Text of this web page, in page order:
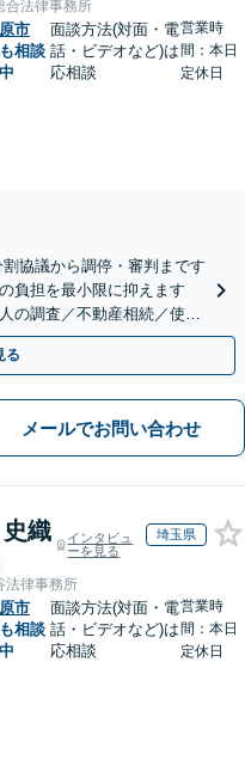
合法律事務所
市
相談
面談方法(対面・電
話・ビデオなど)は
応相談
営業時
間：本日
定休日
協議から調停・審判まです
負担を最小限に抑えます
の調査／不動産相続／使い
る
メールでお問い合わせ
織
インタビュ
ーを見る
埼玉県
法律事務所
市
相談
面談方法(対面・電
話・ビデオなど)は
応相談
営業時
間：本日
定休日